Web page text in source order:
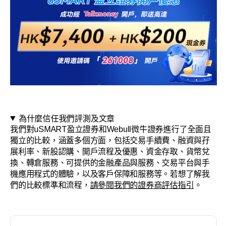
為什麼信任我們評測及文章
我們對uSMART盈立證券和Webull微牛證券進行了全面且
獨立的比較，涵蓋多個方面，包括交易手續費、融資與孖
展利率、新股認購、開戶流程及優惠、資金存取、貨幣兌
換、轉倉服務、可提供的金融產品與服務、交易平台與手
機應用程式的體驗，以及客戶保障和服務等。若想了解我
們的比較標準和流程， 請參閱我們的證券商評估指引 。